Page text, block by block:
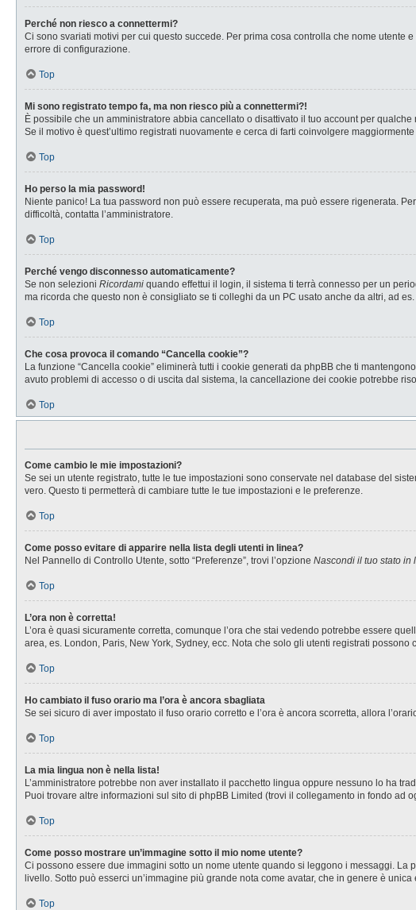
Perché non riesco a connettermi?
Ci sono svariati motivi per cui questo succede. Per prima cosa controlla che nome utente
errore di configurazione.
Top
Mi sono registrato tempo fa, ma non riesco più a connettermi?!
È possibile che un amministratore abbia cancellato o disattivato il tuo account per
Se il motivo è quest’ultimo registrati nuovamente e cerca di farti coinvolgere
Top
Ho perso la mia password!
Niente panico! La tua password non può essere recuperata, ma può essere rigenerata.
difficoltà, contatta l’amministratore.
Top
Perché vengo disconnesso automaticamente?
Se non selezioni Ricordami quando effettui il login, il sistema ti terrà connesso per un
ma ricorda che questo non è consigliato se ti colleghi da un PC usato anche da altri, ad
Top
Che cosa provoca il comando “Cancella cookie”?
La funzione “Cancella cookie” eliminerà tutti i cookie generati da phpBB che ti
avuto problemi di accesso o di uscita dal sistema, la cancellazione dei cookie potrebbe
Top
Come cambio le mie impostazioni?
Se sei un utente registrato, tutte le tue impostazioni sono conservate nel database del
vero. Questo ti permetterà di cambiare tutte le tue impostazioni e le preferenze.
Top
Come posso evitare di apparire nella lista degli utenti in linea?
Nel Pannello di Controllo Utente, sotto “Preferenze”, trovi l’opzione Nascondi il tuo stato in
Top
L’ora non è corretta!
L’ora è quasi sicuramente corretta, comunque l’ora che stai vedendo potrebbe essere
area, es. London, Paris, New York, Sydney, ecc. Nota che solo gli utenti registrati
Top
Ho cambiato il fuso orario ma l’ora è ancora sbagliata
Se sei sicuro di aver impostato il fuso orario corretto e l’ora è ancora scorretta, allora
Top
La mia lingua non è nella lista!
L’amministratore potrebbe non aver installato il pacchetto lingua oppure nessuno lo ha
Puoi trovare altre informazioni sul sito di phpBB Limited (trovi il collegamento in fondo ad
Top
Come posso mostrare un’immagine sotto il mio nome utente?
Ci possono essere due immagini sotto un nome utente quando si leggono i messaggi.
livello. Sotto può esserci un’immagine più grande nota come avatar, che in genere è
Top